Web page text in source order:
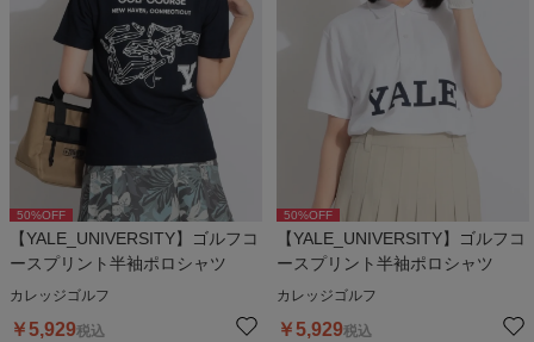
50%OFF
【YALE_UNIVERSITY】ゴルフコ
ースプリント半袖ポロシャツ
カレッジゴルフ
￥5,929税込
50%OFF
【YALE_UNIVERSITY】ゴルフコ
ースプリント半袖ポロシャツ
カレッジゴルフ
￥5,929税込